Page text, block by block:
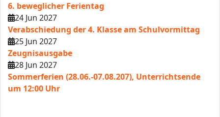
6. beweglicher Ferientag
24 Jun 2027
Verabschiedung der 4. Klasse am Schulvormittag
25 Jun 2027
Zeugnisausgabe
28 Jun 2027
Sommerferien (28.06.-07.08.207), Unterrichtsende
um 12:00 Uhr